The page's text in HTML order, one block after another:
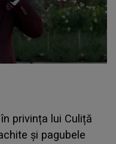
privința lui Culiță
și pagubele